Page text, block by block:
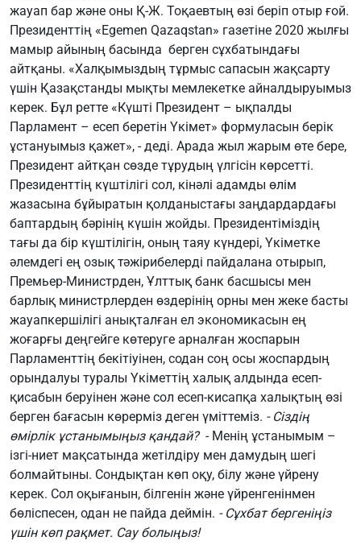
жауап бар және оны Қ-Ж. Тоқаевтың өзі беріп отыр ғой.
Президенттің «Egemen Qazaqstan» газетіне 2020 жылғы
мамыр айының басында берген сұхбатындағы
айтқаны. «Халқымыздың тұрмыс сапасын жақсарту
үшін Қазақстанды мықты мемлекетке айналдыруымыз
керек. Бұл ретте «Күшті Президент – ықпалды
Парламент – есеп беретін Үкімет» формуласын берік
ұстануымыз қажет», - деді. Арада жыл жарым өте бере,
Президент айтқан сөзде тұрудың үлгісін көрсетті.
Президенттің күштілігі сол, кінәлі адамды өлім
жазасына бұйыратын қолданыстағы заңдардардағы
баптардың бәрінің күшін жойды. Президентіміздің
тағы да бір күштілігін, оның таяу күндері, Үкіметке
әлемдегі ең озық тәжірибелерді пайдалана отырып,
Премьер-Министрден, Ұлттық банк басшысы мен
барлық министрлерден өздерінің орны мен жеке басты
жауапкершілігі анықталған ел экономикасын ең
жоғарғы деңгейге көтеруге арналған жоспарын
Парламенттің бекітіуінен, содан соң осы жоспардың
орындалуы туралы Үкіметтің халық алдында есеп-
қисабын беруінен және сол есеп-кисапқа халықтың өзі
берген бағасын көрерміз деген үміттеміз. - Сіздің
өмірлік ұстанымыңыз қандай? - Менің ұстанымым –
ізгі-ниет мақсатында жетілдіру мен дамудың шегі
болмайтыны. Сондықтан көп оқу, білу және үйрену
керек. Сол оқығанын, білгенін және үйренгенінмен
бөліспесен, одан не пайда деймін. - Сұхбат бергеніңіз
үшін көп рақмет. Сау болыңыз!